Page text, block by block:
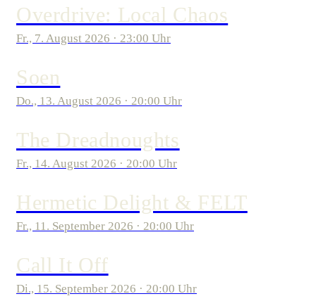
Overdrive: Local Chaos
Fr., 7. August 2026 · 23:00 Uhr
Soen
Do., 13. August 2026 · 20:00 Uhr
The Dreadnoughts
Fr., 14. August 2026 · 20:00 Uhr
Hermetic Delight & FELT
Fr., 11. September 2026 · 20:00 Uhr
Call It Off
Di., 15. September 2026 · 20:00 Uhr